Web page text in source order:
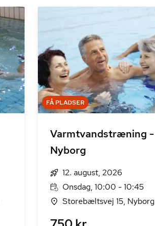
FÅ PLADSER
Varmtvandstræning -
Nyborg
12. august, 2026
Onsdag, 10:00 - 10:45
Storebæltsvej 15, Nyborg